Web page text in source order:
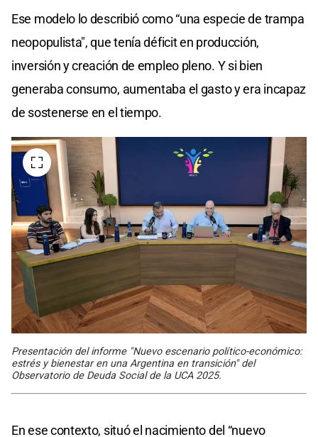
Ese modelo lo describió como “una especie de trampa
neopopulista", que tenía déficit en producción,
inversión y creación de empleo pleno. Y si bien
generaba consumo, aumentaba el gasto y era incapaz
de sostenerse en el tiempo.
Presentación del informe "Nuevo escenario político-económico:
estrés y bienestar en una Argentina en transición" del
Observatorio de Deuda Social de la UCA 2025.
En ese contexto, situó el nacimiento del “nuevo